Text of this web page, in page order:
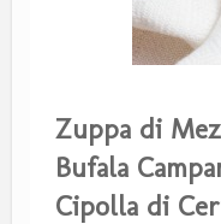
Zuppa di
Bufala
Cipolla di